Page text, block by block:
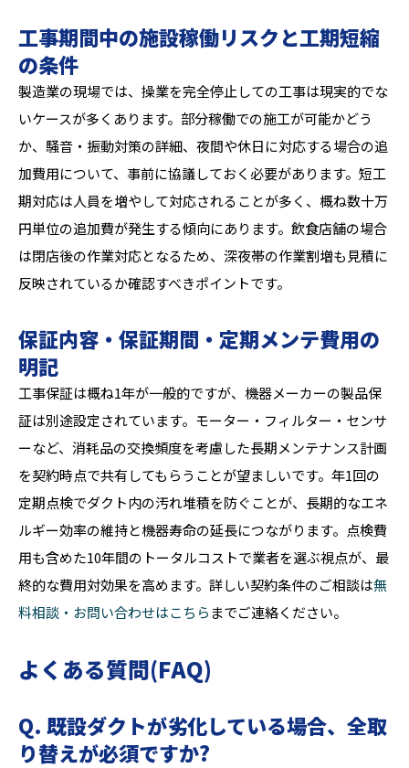
工事期間中の施設稼働リスクと工期短縮
の条件
製造業の現場では、操業を完全停止しての工事は現実的でな
いケースが多くあります。部分稼働での施工が可能かどう
か、騒音・振動対策の詳細、夜間や休日に対応する場合の追
加費用について、事前に協議しておく必要があります。短工
期対応は人員を増やして対応されることが多く、概ね数十万
円単位の追加費が発生する傾向にあります。飲食店舗の場合
は閉店後の作業対応となるため、深夜帯の作業割増も見積に
反映されているか確認すべきポイントです。
保証内容・保証期間・定期メンテ費用の
明記
工事保証は概ね1年が一般的ですが、機器メーカーの製品保
証は別途設定されています。モーター・フィルター・センサ
ーなど、消耗品の交換頻度を考慮した長期メンテナンス計画
を契約時点で共有してもらうことが望ましいです。年1回の
定期点検でダクト内の汚れ堆積を防ぐことが、長期的なエネ
ルギー効率の維持と機器寿命の延長につながります。点検費
用も含めた10年間のトータルコストで業者を選ぶ視点が、最
終的な費用対効果を高めます。詳しい契約条件のご相談は無
料相談・お問い合わせはこちら までご連絡ください。
よくある質問(FAQ)
Q. 既設ダクトが劣化している場合、全取
り替えが必須ですか?